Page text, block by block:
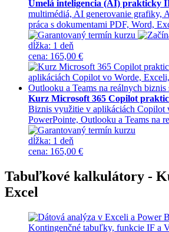
Umelá inteligencia (AI) prakticky
multimédiá, AI generovanie grafiky,
práca s dokumentami PDF, Word,
dĺžka: 1 deň
cena: 165,00 €
Kurz Microsoft 365 Copilot
Biznis využitie v aplikáciách Copilot
PowerPointe, Outlooku a Teams na
dĺžka: 1 deň
cena: 165,00 €
Tabuľkové kalkulátory -
Excel